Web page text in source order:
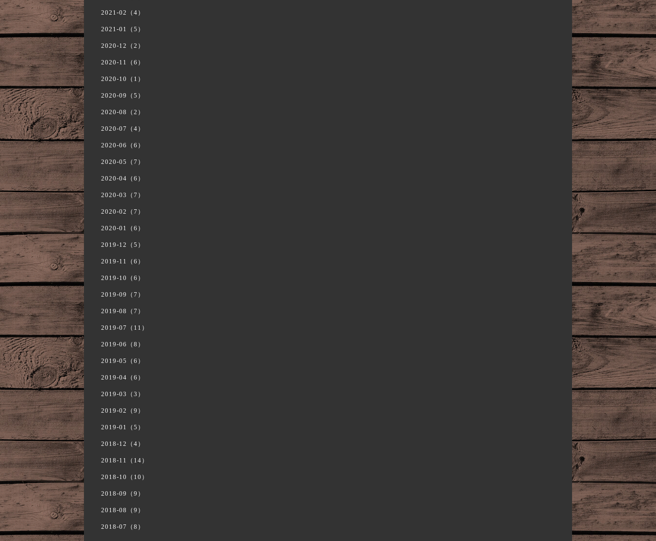
2021-02（4）
2021-01（5）
2020-12（2）
2020-11（6）
2020-10（1）
2020-09（5）
2020-08（2）
2020-07（4）
2020-06（6）
2020-05（7）
2020-04（6）
2020-03（7）
2020-02（7）
2020-01（6）
2019-12（5）
2019-11（6）
2019-10（6）
2019-09（7）
2019-08（7）
2019-07（11）
2019-06（8）
2019-05（6）
2019-04（6）
2019-03（3）
2019-02（9）
2019-01（5）
2018-12（4）
2018-11（14）
2018-10（10）
2018-09（9）
2018-08（9）
2018-07（8）